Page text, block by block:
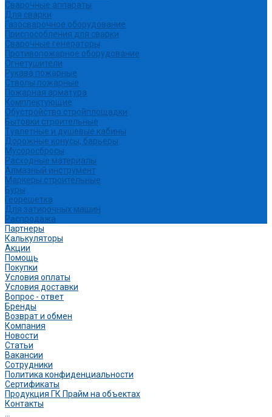
Сварочные аппараты
Для сварки
Газосварочное оборудование
Приспособления для сварки
Сварочные генераторы
Противопожарное оборудование
Огнетушители
Рукава пожарные
Стволы пожарные
Пожарная арматура
Комплектующие
Обустройство стройплощадки
Бытовки строительные
Туалетные и душевые кабины
Дорожные конусы, барьеры
Мусоросбросы
Расходные материалы
Алмазный инструмент
Маркеры строительные
Буры
Георешетка
Для затирочных машин
Распродажа
Партнеры
Калькуляторы
Акции
Помощь
Покупки
Условия оплаты
Условия доставки
Вопрос - ответ
Бренды
Возврат и обмен
Компания
Новости
Статьи
Вакансии
Сотрудники
Политика конфиденциальности
Сертификаты
Продукция ГК Прайм на объектах
Контакты